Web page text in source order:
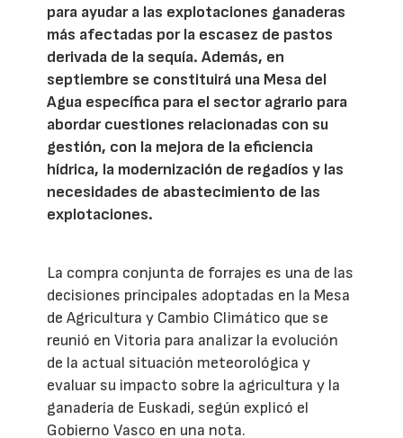
para ayudar a las explotaciones ganaderas
más afectadas por la escasez de pastos
derivada de la sequía. Además, en
septiembre se constituirá una Mesa del
Agua específica para el sector agrario para
abordar cuestiones relacionadas con su
gestión, con la mejora de la eficiencia
hídrica, la modernización de regadíos y las
necesidades de abastecimiento de las
explotaciones.
La compra conjunta de forrajes es una de las
decisiones principales adoptadas en la Mesa
de Agricultura y Cambio Climático que se
reunió en Vitoria para analizar la evolución
de la actual situación meteorológica y
evaluar su impacto sobre la agricultura y la
ganadería de Euskadi, según explicó el
Gobierno Vasco en una nota.